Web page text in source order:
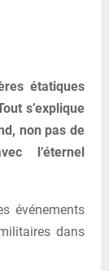
étatiques
s’explique
non pas de
l’éternel
événements
dans